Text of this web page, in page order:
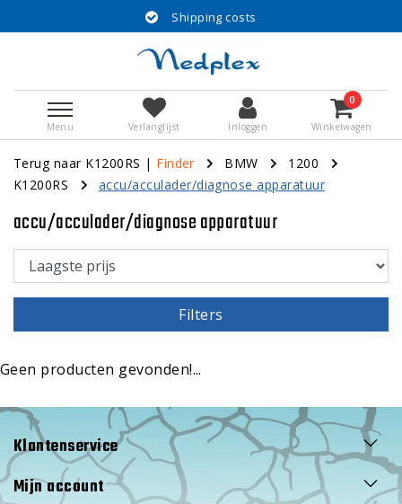
Shipping costs
Menu Verlanglijst Inloggen
0
Winkelwagen
Terug naar K1200RS | Finder BMW
1200
K1200RS
accu/acculader/diagnose apparatuur
accu/acculader/diagnose apparatuur
Filters
Geen producten gevonden!...
Klantenservice
Mijn account